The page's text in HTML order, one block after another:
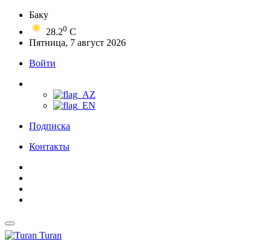
Баку
28.20 C
Пятница, 7 август 2026
Войти
Подписка
Контакты
Turan